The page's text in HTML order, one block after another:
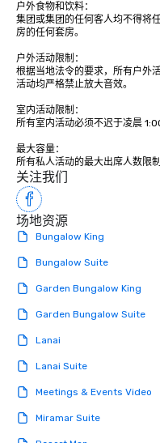
countless opportunities to
with different people
down at each venue and
traverse along the way. Our
experiences not only
ways to network, but a
way to do so. Large Groups Welcome
Lip Smacking Foodie
groups, small or large. Our
experiences can
groups from as few as 1 to
as 500 guests, making us
choice for any corporate
Stress-Free Booking
a tour is stress-free and
enjoy the company of your
knowing that everything is
of from the moment the
Since the menu is already
have nothing to worry
date any dietary
allergies for anyone in
户外食物和饮料：
集团或集团的任何客人均不得将
房的任何套房。
户外活动限制：
根据当地法令的要求，所有户外
活动均严格禁止放大音效。
室内活动限制：
所有室内活动必须不迟于凌晨
最大容量：
关注我们
场地资源
Bungalow King
Bungalow Suite
Garden Bungalow King
Garden Bungalow Suite
Lanai
Lanai Suite
Meetings & Events Video
Miramar Suite